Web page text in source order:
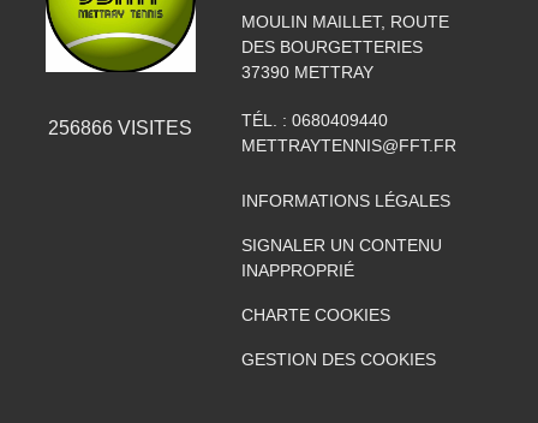
256866 VISITES
MOULIN MAILLET, ROUTE
DES BOURGETTERIES
37390 METTRAY
TÉL. : 0680409440
METTRAYTENNIS@FFT.FR
INFORMATIONS LÉGALES
SIGNALER UN CONTENU
INAPPROPRIÉ
CHARTE COOKIES
GESTION DES COOKIES